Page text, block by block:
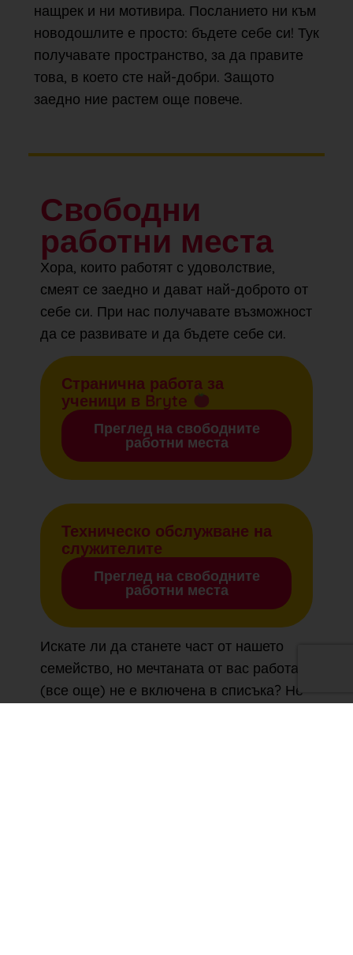
нащрек и ни мотивира. Посланието ни към
новодошлите е просто: бъдете себе си! Тук
получавате пространство, за да правите
това, в което сте най-добри. Защото
заедно ние растем още повече.
Свободни
работни места
Хора, които работят с удоволствие,
смеят се заедно и дават най-доброто от
себе си. При нас получавате възможност
да се развивате и да бъдете себе си.
Странична работа за
ученици в Bryte
Преглед на свободните
работни места
Техническо обслужване на
служителите
Преглед на свободните
работни места
Искате ли да станете част от нашето
семейство, но мечтаната от вас работа
(все още) не е включена в списъка? Не